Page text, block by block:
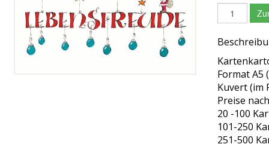
Format A5
Kuvert (im
Preise
20 -100
101-250
251-500